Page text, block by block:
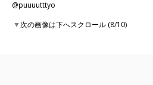
@puuuutttyo
▼次の画像は下へスクロール (8/10)